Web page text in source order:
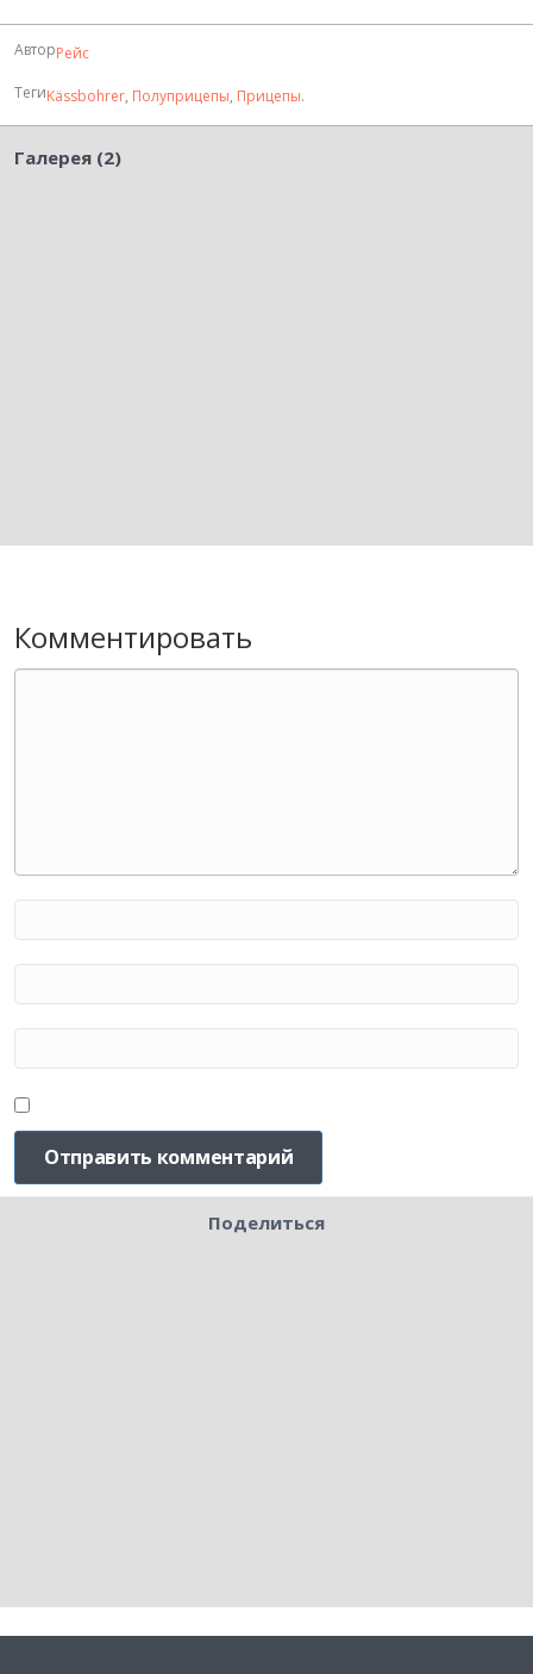
АвторРейс
ТегиKässbohrer, Полуприцепы, Прицепы.
Галерея (2)
Комментировать
Поделиться